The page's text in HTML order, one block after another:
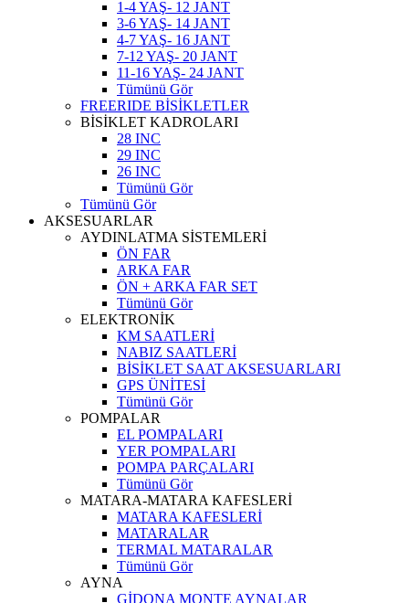
1-4 YAŞ- 12 JANT
3-6 YAŞ- 14 JANT
4-7 YAŞ- 16 JANT
7-12 YAŞ- 20 JANT
11-16 YAŞ- 24 JANT
Tümünü Gör
FREERIDE BİSİKLETLER
BİSİKLET KADROLARI
28 INC
29 INC
26 INC
Tümünü Gör
Tümünü Gör
AKSESUARLAR
AYDINLATMA SİSTEMLERİ
ÖN FAR
ARKA FAR
ÖN + ARKA FAR SET
Tümünü Gör
ELEKTRONİK
KM SAATLERİ
NABIZ SAATLERİ
BİSİKLET SAAT AKSESUARLARI
GPS ÜNİTESİ
Tümünü Gör
POMPALAR
EL POMPALARI
YER POMPALARI
POMPA PARÇALARI
Tümünü Gör
MATARA-MATARA KAFESLERİ
MATARA KAFESLERİ
MATARALAR
TERMAL MATARALAR
Tümünü Gör
AYNA
GİDONA MONTE AYNALAR